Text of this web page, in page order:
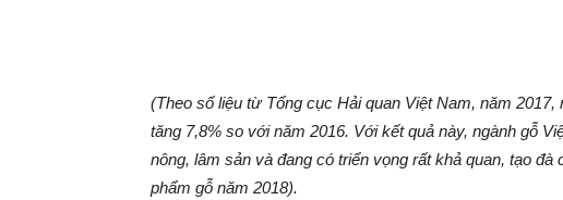
(Theo số liệu từ Tổng cục Hải quan Việt Nam, năm
tăng 7,8% so với năm 2016. Với kết quả này, ngành gỗ
nông, lâm sản và đang có triển vọng rất khả quan, tạo
phẩm gỗ năm 2018).